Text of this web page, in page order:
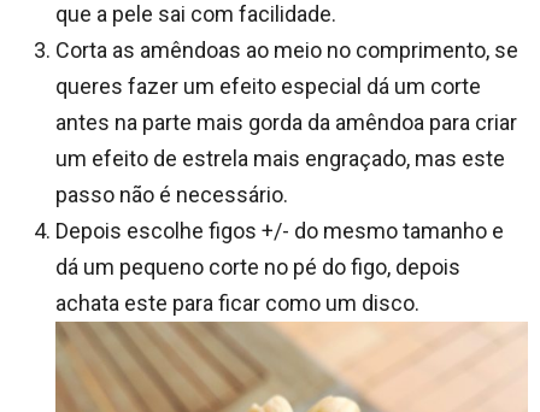
que a pele sai com facilidade.
Corta as amêndoas ao meio no comprimento, se
queres fazer um efeito especial dá um corte
antes na parte mais gorda da amêndoa para criar
um efeito de estrela mais engraçado, mas este
passo não é necessário.
Depois escolhe figos +/- do mesmo tamanho e
dá um pequeno corte no pé do figo, depois
achata este para ficar como um disco.